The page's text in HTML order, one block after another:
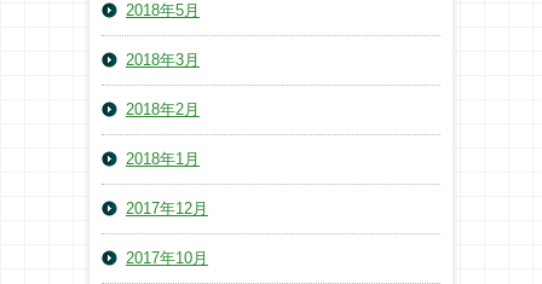
2018年5月
2018年3月
2018年2月
2018年1月
2017年12月
2017年10月